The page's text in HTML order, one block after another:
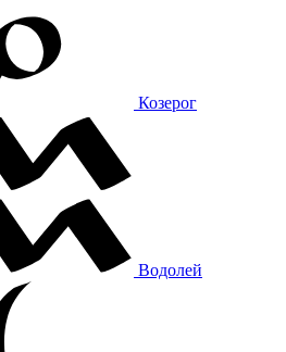
Козерог
Водолей